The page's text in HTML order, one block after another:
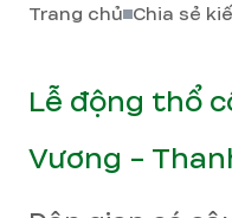
Trang chủ Chia sẻ
Lễ động thổ
Vương -